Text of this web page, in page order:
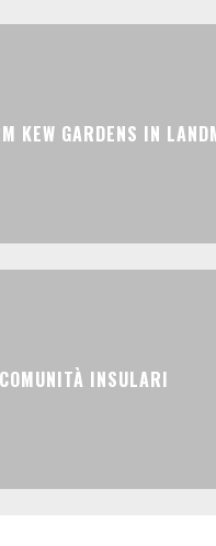
KEW GARDENS IN
INSULARI